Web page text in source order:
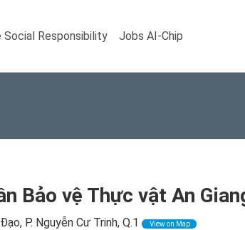
Social Responsibility Jobs AI-Chip
Bảo vệ Thực vật An
P. Nguyễn Cư Trinh, Q.1 View on Map